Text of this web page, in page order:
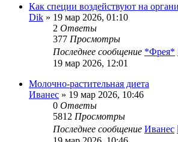
Как специи воздействуют на
Dik » 19 мар 2026, 01:10
2 Ответы
377 Просмотры
Последнее сообщение *Фрея*
19 мар 2026, 12:01
Молочно-растительная диета
Иванес » 19 мар 2026, 10:46
0 Ответы
5812 Просмотры
Последнее сообщение Иванес